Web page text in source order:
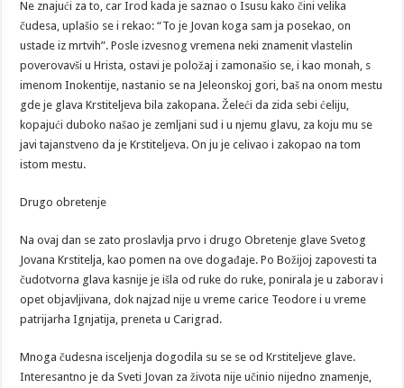
Ne znajući za to, car Irod kada je saznao o Isusu kako čini velika
čudesa, uplašio se i rekao: “To je Jovan koga sam ja posekao, on
ustade iz mrtvih”. Posle izvesnog vremena neki znamenit vlastelin
poverovavši u Hrista, ostavi je položaj i zamonašio se, i kao monah, s
imenom Inokentije, nastanio se na Jeleonskoj gori, baš na onom mestu
gde je glava Krstiteljeva bila zakopana. Želeći da zida sebi ćeliju,
kopajući duboko našao je zemljani sud i u njemu glavu, za koju mu se
javi tajanstveno da je Krstiteljeva. On ju je celivao i zakopao na tom
istom mestu.
Drugo obretenje
Na ovaj dan se zato proslavlja prvo i drugo Obretenje glave Svetog
Jovana Krstitelja, kao pomen na ove događaje. Po Božijoj zapovesti ta
čudotvorna glava kasnije je išla od ruke do ruke, ponirala je u zaborav i
opet objavljivana, dok najzad nije u vreme carice Teodore i u vreme
patrijarha Ignjatija, preneta u Carigrad.
Mnoga čudesna isceljenja dogodila su se se od Krstiteljeve glave.
Interesantno je da Sveti Jovan za života nije učinio nijedno znamenje,